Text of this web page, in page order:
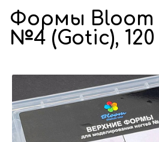
Формы Bloom
№4 (Gotic),